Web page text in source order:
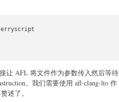
让 AFL 将文件作为参数传入然后等待
。我们需要使用 afl-clang-lto 作
述了。